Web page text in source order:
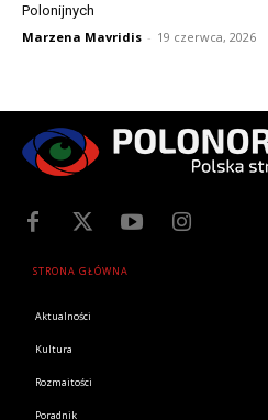
Polonijnych
Marzena Mavridis - 19 czerwca, 2026
STRONA GŁÓWNA
Aktualności
Kultura
Rozmaitości
Poradnik